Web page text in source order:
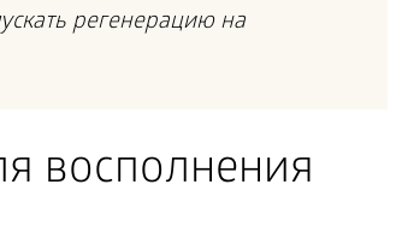
регенерацию на
восполнения